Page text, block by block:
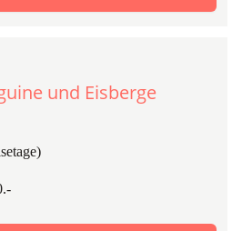
und Eisberge